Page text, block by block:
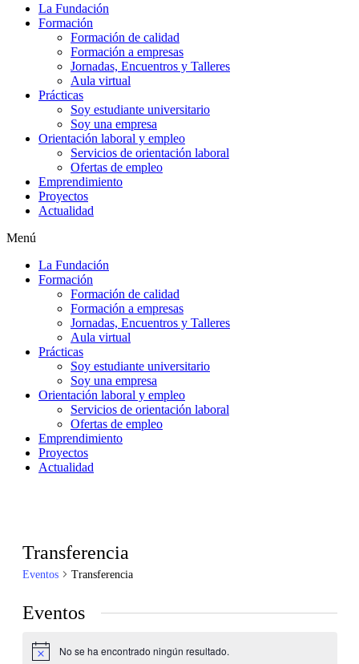
La Fundación
Formación
Formación de calidad
Formación a empresas
Jornadas, Encuentros y Talleres
Aula virtual
Prácticas
Soy estudiante universitario
Soy una empresa
Orientación laboral y empleo
Servicios de orientación laboral
Ofertas de empleo
Emprendimiento
Proyectos
Actualidad
Menú
La Fundación
Formación
Formación de calidad
Formación a empresas
Jornadas, Encuentros y Talleres
Aula virtual
Prácticas
Soy estudiante universitario
Soy una empresa
Orientación laboral y empleo
Servicios de orientación laboral
Ofertas de empleo
Emprendimiento
Proyectos
Actualidad
Transferencia
Eventos Transferencia
Eventos
Aviso No se ha encontrado ningún resultado.